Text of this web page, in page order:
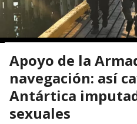
Apoyo de la
navegación: así
Antártica
sexuales